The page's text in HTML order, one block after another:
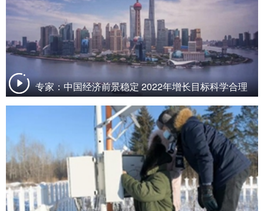
专家：中国经济前景稳定 2022年增长目标科学合理